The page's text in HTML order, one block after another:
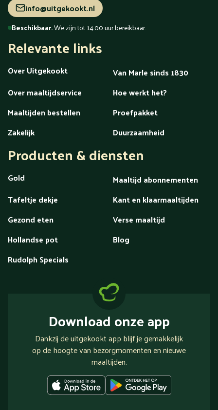
info@uitgekookt.nl
Beschikbaar.We zijn tot 14.00 uur bereikbaar.
Relevante links
Over Uitgekookt
Van Marle sinds 1830
Over maaltijdservice
Hoe werkt het?
Maaltijden bestellen
Proefpakket
Zakelijk
Duurzaamheid
Producten & diensten
Gold
Maaltijd abonnementen
Tafeltje dekje
Kant en klaarmaaltijden
Gezond eten
Verse maaltijd
Hollandse pot
Blog
Rudolph Specials
Download onze app
Dankzij de uitgekookt app blijf je gemakkelijk
op de hoogte van bezorgmomenten en nieuwe
maaltijden.